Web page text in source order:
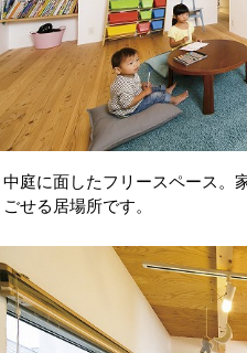
中庭に面したフリースペース。
ごせる居場所です。